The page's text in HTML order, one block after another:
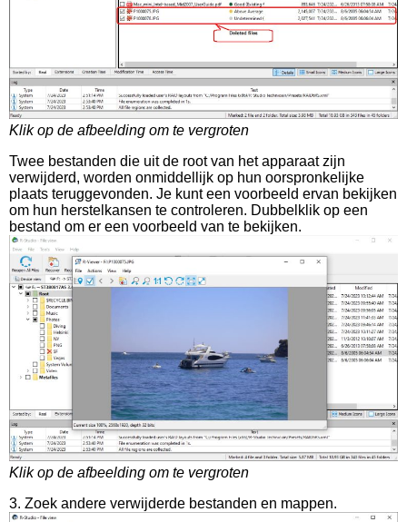
Klik op de afbeelding om te vergroten
Twee bestanden die uit de root van het apparaat zijn
verwijderd, worden onmiddellijk op hun oorspronkelijke
plaats teruggevonden. Je kunt een voorbeeld ervan bekijken
om hun herstelkansen te controleren. Dubbelklik op een
bestand om er een voorbeeld van te bekijken.
Klik op de afbeelding om te vergroten
3. Zoek andere verwijderde bestanden en mappen.